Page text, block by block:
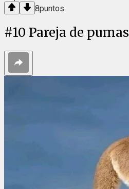
8puntos
#10 Pareja de pumas